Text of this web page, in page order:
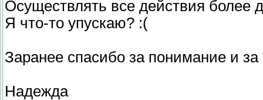
Осуществлять все действия более
Я что-то упускаю? :(
Заранее спасибо за понимание и за
Надежда